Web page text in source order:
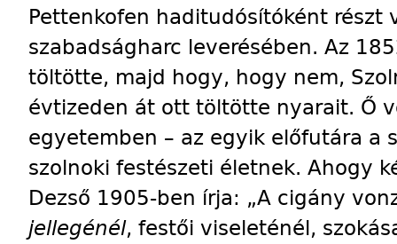
Pettenkofen haditudósítóként részt
szabadságharc leverésében. Az
töltötte, majd hogy, hogy nem,
évtizeden át ott töltötte nyarait. Ő
egyetemben – az egyik előfutára a
szolnoki festészeti életnek. Ahogy
Dezső 1905-ben írja: „A cigány
jellegénél, festői viseleténél,